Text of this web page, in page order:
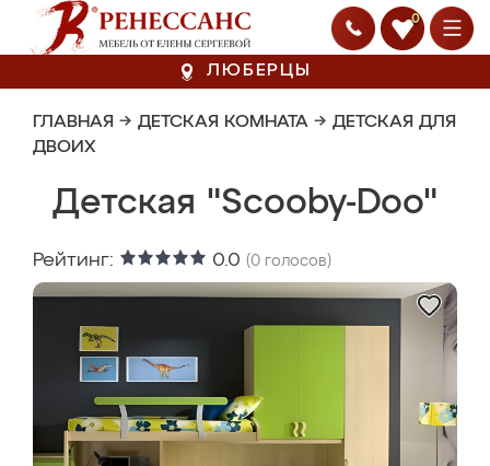
0
ЛЮБЕРЦЫ
ГЛАВНАЯ → ДЕТСКАЯ КОМНАТА → ДЕТСКАЯ ДЛЯ
ДВОИХ
Детская "Scooby-Doo"
Рейтинг: 0.0 (0 голосов)